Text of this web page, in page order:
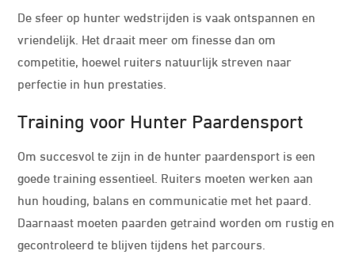
De sfeer op hunter wedstrijden is vaak ontspannen en
vriendelijk. Het draait meer om finesse dan om
competitie, hoewel ruiters natuurlijk streven naar
perfectie in hun prestaties.
Training voor Hunter Paardensport
Om succesvol te zijn in de hunter paardensport is een
goede training essentieel. Ruiters moeten werken aan
hun houding, balans en communicatie met het paard.
Daarnaast moeten paarden getraind worden om rustig en
gecontroleerd te blijven tijdens het parcours.